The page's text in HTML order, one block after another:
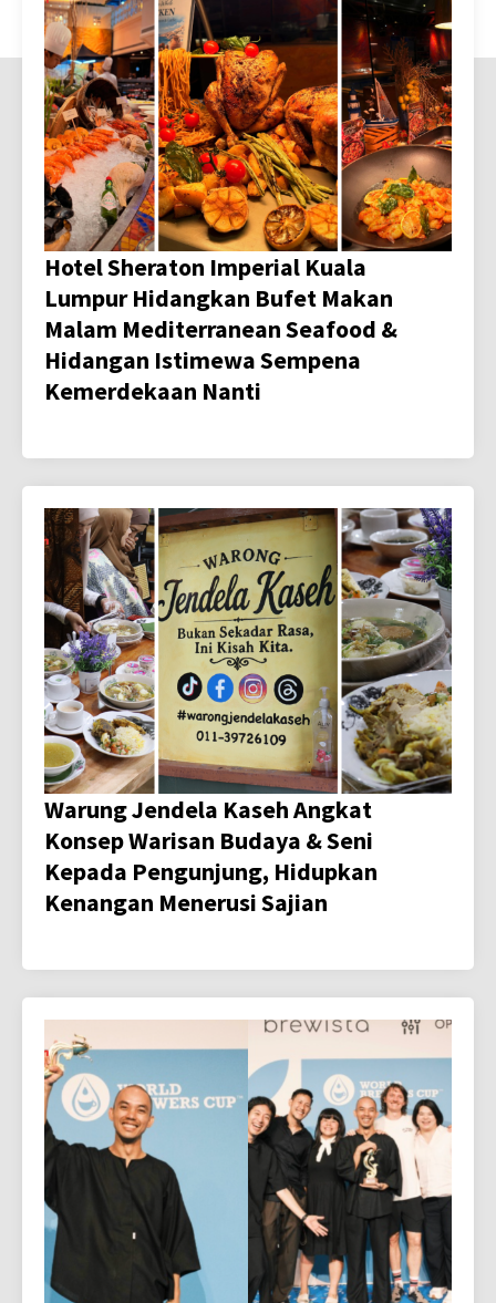
Hotel Sheraton Imperial Kuala
Lumpur Hidangkan Bufet Makan
Malam Mediterranean Seafood &
Hidangan Istimewa Sempena
Kemerdekaan Nanti
Warung Jendela Kaseh Angkat
Konsep Warisan Budaya & Seni
Kepada Pengunjung, Hidupkan
Kenangan Menerusi Sajian